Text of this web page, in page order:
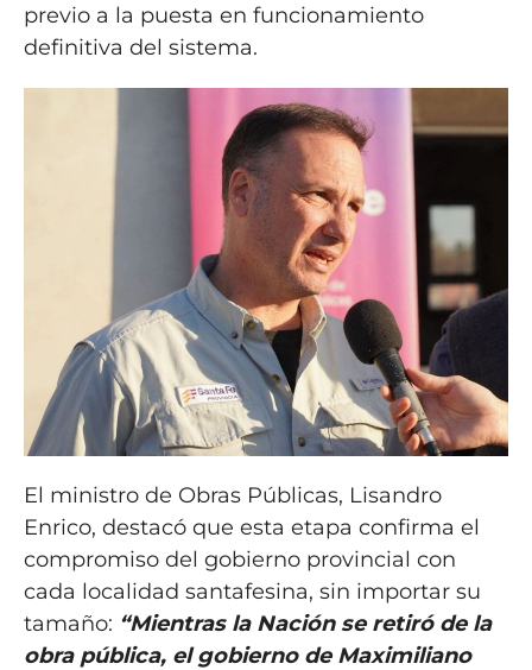
previo a la puesta en funcionamiento
definitiva del sistema.
El ministro de Obras Públicas, Lisandro
Enrico, destacó que esta etapa confirma el
compromiso del gobierno provincial con
cada localidad santafesina, sin importar su
tamaño: “Mientras la Nación se retiró de la
obra pública, el gobierno de Maximiliano